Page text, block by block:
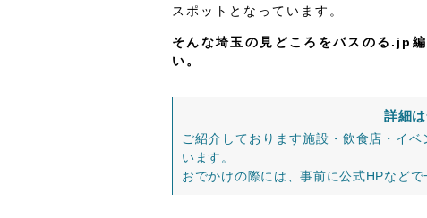
スポットとなっています。
そんな埼玉の見どころをバスのる.jp
い。
詳細
ご紹介しております施設・飲食店・イ
います。
おでかけの際には、事前に公式HPなどで